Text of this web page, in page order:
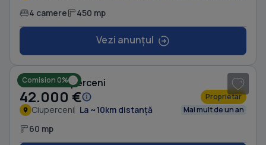
4 camere 450 mp
Vezi anunțul
Comision 0%
Casă în Ciuperceni
42.000 € Proprietar
Ciuperceni La ~10km distanță Mai mult de un an
60 mp